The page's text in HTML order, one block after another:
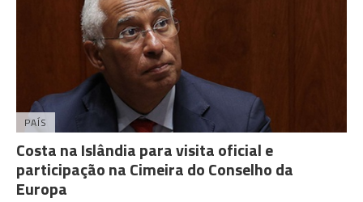
PAÍS
Costa na Islândia para visita oficial e
participação na Cimeira do Conselho da
Europa